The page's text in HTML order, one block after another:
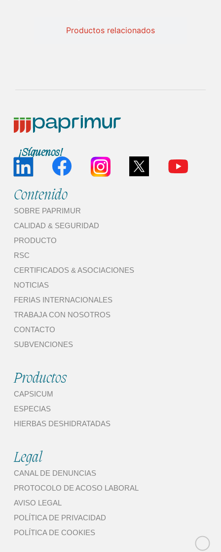
Productos relacionados
¡Síguenos!
Contenido
SOBRE PAPRIMUR
CALIDAD & SEGURIDAD
PRODUCTO
RSC
CERTIFICADOS & ASOCIACIONES
NOTICIAS
FERIAS INTERNACIONALES
TRABAJA CON NOSOTROS
CONTACTO
SUBVENCIONES
Productos
CAPSICUM
ESPECIAS
HIERBAS DESHIDRATADAS
Legal
CANAL DE DENUNCIAS
PROTOCOLO DE ACOSO LABORAL
AVISO LEGAL
POLÍTICA DE PRIVACIDAD
POLÍTICA DE COOKIES